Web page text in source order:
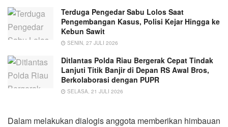
Terduga Pengedar Sabu Lolos Saat
Pengembangan Kasus, Polisi Kejar Hingga ke
Kebun Sawit
SENIN, 27 JULI 2026
Ditlantas Polda Riau Bergerak Cepat Tindak
Lanjuti Titik Banjir di Depan RS Awal Bros,
Berkolaborasi dengan PUPR
SELASA, 21 JULI 2026
Dalam melakukan dialogis anggota memberikan himbauan